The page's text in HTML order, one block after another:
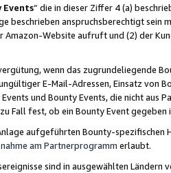
Events“ die in dieser Ziffer 4 (a)
beschrieben anspruchsberechtigt sein
Amazon-Website aufruft und (2) der
wenn das zugrundeliegende
E-Mail-Adressen, Einsatz von
und Bounty Events, die nicht
Fall fest, ob ein Bounty Event
aufgeführten Bounty-spezifischen
am Partnerprogramm erlaubt.
sind in ausgewählten Ländern